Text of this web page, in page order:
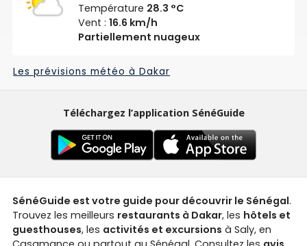
Température 28.3 °C
Vent :16.6 km/h
Partiellement nuageux
Les prévisions météo à Dakar
Téléchargez l’application SénéGuide
SénéGuide est votre guide pour découvrir le Sénégal.
Trouvez les meilleurs restaurants à Dakar, les hôtels et
guesthouses, les activités et excursions à Saly, en